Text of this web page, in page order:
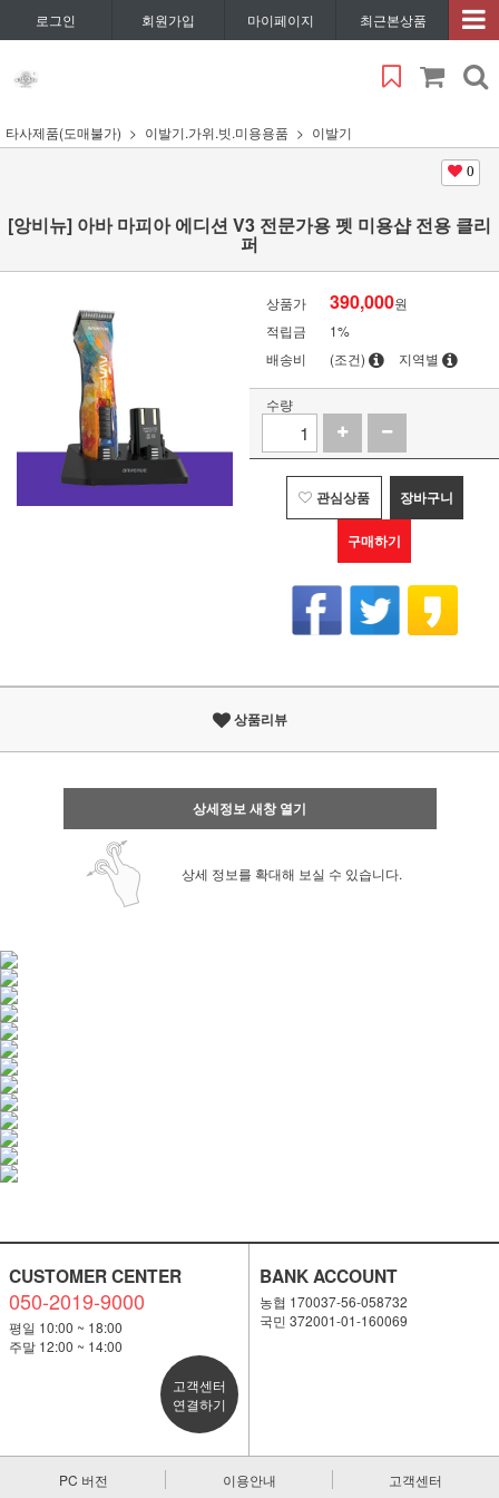
로그인 회원가입 마이페이지 최근본상품
타사제품(도매불가) 이발기.가위.빗.미용용품 이발기
0
[앙비뉴] 아바 마피아 에디션 V3 전문가용 펫 미용샵 전용 클리
퍼
상품가 390,000원
적립금
1%
배송비
(조건) 지역별
수량
관심상품 장바구니
구매하기
상품리뷰
상세정보 새창 열기
상세 정보를 확대해 보실 수 있습니다.
CUSTOMER CENTER
050-2019-9000
평일 10:00 ~ 18:00
주말 12:00 ~ 14:00
고객센터
연결하기
BANK ACCOUNT
농협 170037-56-058732
국민 372001-01-160069
PC 버전 이용안내 고객센터